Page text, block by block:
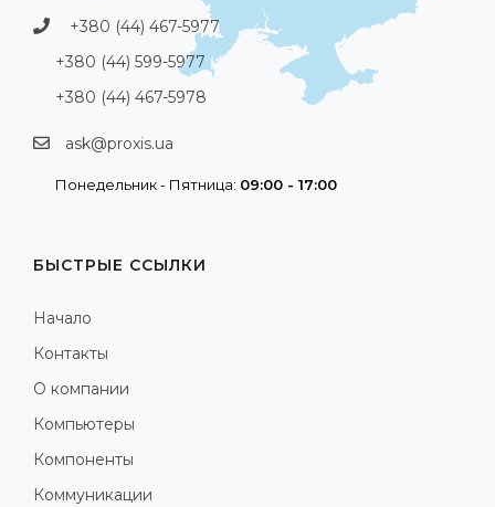
+380 (44) 467-5977
+380 (44) 599-5977
+380 (44) 467-5978
ask@proxis.ua
Понедельник - Пятница: 09:00 - 17:00
БЫСТРЫЕ ССЫЛКИ
Начало
Контакты
О компании
Компьютеры
Компоненты
Коммуникации